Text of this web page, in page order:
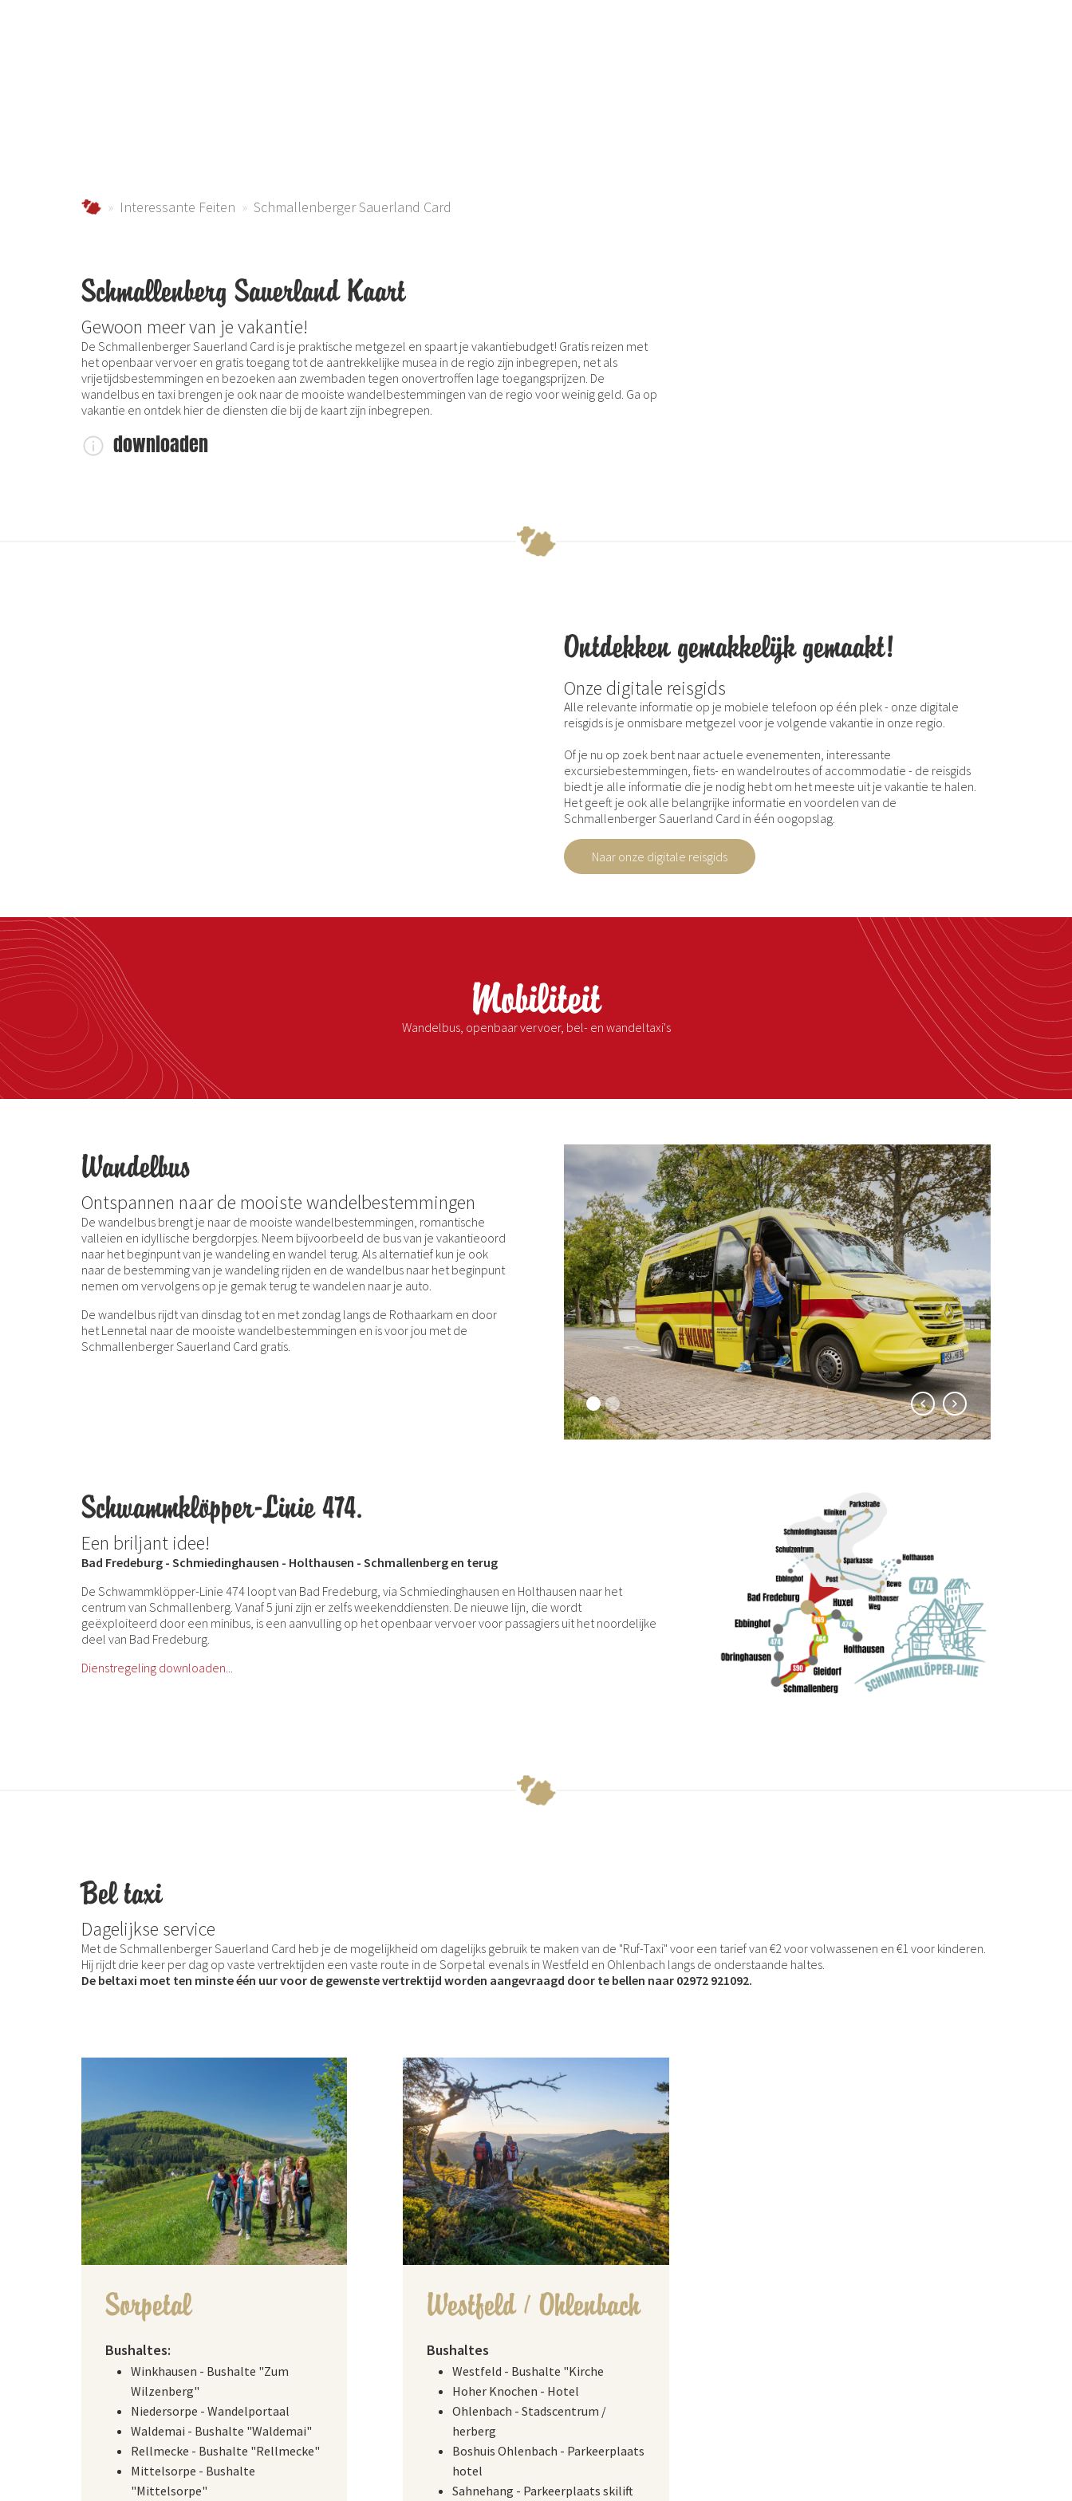
Urlaub im Schmallenberger Sauerland und der Ferienregion Eslohe
Interessante Feiten Schmallenberger Sauerland Card
Schmallenberg Sauerland Kaart
Gewoon meer van je vakantie!
De Schmallenberger Sauerland Card is je praktische metgezel en spaart je vakantiebudget! Gratis reizen met
het openbaar vervoer en gratis toegang tot de aantrekkelijke musea in de regio zijn inbegrepen, net als
vrijetijdsbestemmingen en bezoeken aan zwembaden tegen onovertroffen lage toegangsprijzen. De
wandelbus en taxi brengen je ook naar de mooiste wandelbestemmingen van de regio voor weinig geld. Ga op
vakantie en ontdek hier de diensten die bij de kaart zijn inbegrepen.
downloaden
Ontdekken gemakkelijk gemaakt!
Onze digitale reisgids
Alle relevante informatie op je mobiele telefoon op één plek - onze digitale
reisgids is je onmisbare metgezel voor je volgende vakantie in onze regio.
Of je nu op zoek bent naar actuele evenementen, interessante
excursiebestemmingen, fiets- en wandelroutes of accommodatie - de reisgids
biedt je alle informatie die je nodig hebt om het meeste uit je vakantie te halen.
Het geeft je ook alle belangrijke informatie en voordelen van de
Schmallenberger Sauerland Card in één oogopslag.
Naar onze digitale reisgids
Mobiliteit
Wandelbus, openbaar vervoer, bel- en wandeltaxi's
Wandelbus
Ontspannen naar de mooiste wandelbestemmingen
De wandelbus brengt je naar de mooiste wandelbestemmingen, romantische
valleien en idyllische bergdorpjes. Neem bijvoorbeeld de bus van je vakantieoord
naar het beginpunt van je wandeling en wandel terug. Als alternatief kun je ook
naar de bestemming van je wandeling rijden en de wandelbus naar het beginpunt
nemen om vervolgens op je gemak terug te wandelen naar je auto.
De wandelbus rijdt van dinsdag tot en met zondag langs de Rothaarkam en door
het Lennetal naar de mooiste wandelbestemmingen en is voor jou met de
Schmallenberger Sauerland Card gratis.
Schwammklöpper-Linie 474.
Een briljant idee!
Bad Fredeburg - Schmiedinghausen - Holthausen - Schmallenberg en terug
De Schwammklöpper-Linie 474 loopt van Bad Fredeburg, via Schmiedinghausen en Holthausen naar het
centrum van Schmallenberg. Vanaf 5 juni zijn er zelfs weekenddiensten. De nieuwe lijn, die wordt
geëxploiteerd door een minibus, is een aanvulling op het openbaar vervoer voor passagiers uit het noordelijke
deel van Bad Fredeburg.
Dienstregeling downloaden...
Bel taxi
Dagelijkse service
Met de Schmallenberger Sauerland Card heb je de mogelijkheid om dagelijks gebruik te maken van de "Ruf-Taxi" voor een tarief van €2 voor volwassenen en €1 voor kinderen.
Hij rijdt drie keer per dag op vaste vertrektijden een vaste route in de Sorpetal evenals in Westfeld en Ohlenbach langs de onderstaande haltes.
De beltaxi moet ten minste één uur voor de gewenste vertrektijd worden aangevraagd door te bellen naar 02972 921092.
Sorpetal
Bushaltes:
Winkhausen - Bushalte "Zum
Wilzenberg"
Niedersorpe - Wandelportaal
Waldemai - Bushalte "Waldemai"
Rellmecke - Bushalte "Rellmecke"
Mittelsorpe - Bushalte
"Mittelsorpe"
Westfeld / Ohlenbach
Bushaltes
Westfeld - Bushalte "Kirche
Hoher Knochen - Hotel
Ohlenbach - Stadscentrum /
herberg
Boshuis Ohlenbach - Parkeerplaats
hotel
Sahnehang - Parkeerplaats skilift